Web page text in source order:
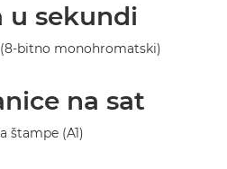
u sekundi
bitno monohromatski)
na sat
štampe (A1)